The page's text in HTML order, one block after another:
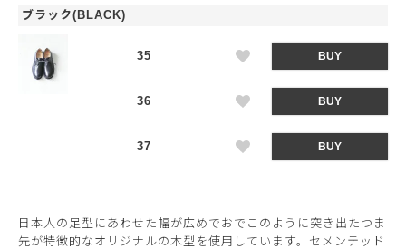
ブラック(BLACK)
35 BUY
36 BUY
37 BUY
日本人の足型にあわせた幅が広めでおでこのように突き出たつま
先が特徴的なオリジナルの木型を使用しています。セメンテッド